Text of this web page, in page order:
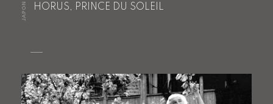
JAPON HORUS, PRINCE DU SOLEIL